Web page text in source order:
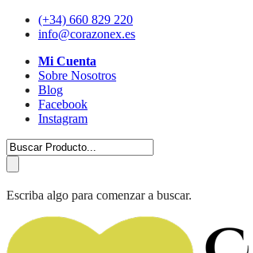
(+34) 660 829 220
info@corazonex.es
Mi Cuenta
Sobre Nosotros
Blog
Facebook
Instagram
Escriba algo para comenzar a buscar.